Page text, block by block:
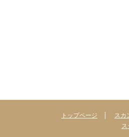
トップページ
スカ
ス